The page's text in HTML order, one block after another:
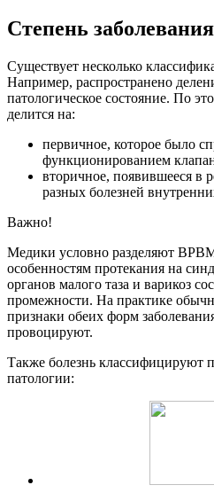
Степень заболевания
Существует несколько
Например, распространено
патологическое состояние. По
делится на:
первичное, которое было
функционированием
вторичное, появившееся в
разных болезней
Важно!
Медики условно разделяют
особенностям протекания на
органов малого таза и варикоз
промежности. На практике
признаки обеих форм
провоцируют.
Также болезнь классифицируют
патологии: